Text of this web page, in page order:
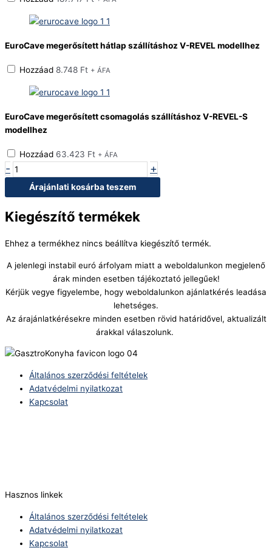
EuroCave megerősített hátlap szállításhoz V-REVEL modellhez
Hozzáad 8.748 Ft + ÁFA
EuroCave megerősített csomagolás szállításhoz V-REVEL-S
modellhez
Hozzáad 63.423 Ft + ÁFA
- +
Árajánlati kosárba teszem
Kiegészítő termékek
Ehhez a termékhez nincs beállítva kiegészítő termék.
A jelenlegi instabil euró árfolyam miatt a weboldalunkon megjelenő
árak minden esetben tájékoztató jellegűek!
Kérjük vegye figyelembe, hogy weboldalunkon ajánlatkérés leadása
lehetséges.
Az árajánlatkérésekre minden esetben rövid határidővel, aktualizált
árakkal válaszolunk.
Általános szerződési feltételek
Adatvédelmi nyilatkozat
Kapcsolat
Hasznos linkek
Általános szerződési feltételek
Adatvédelmi nyilatkozat
Kapcsolat